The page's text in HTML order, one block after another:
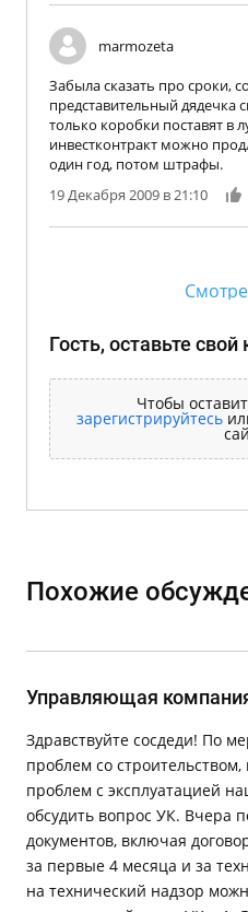
marmozeta
Забыла сказать про сроки,
представительный дядечка
только коробки поставят в
инвестконтракт можно
один год, потом штрафы.
19 Декабря 2009 в 21:10
Гость, оставьте
Чтобы
зарегистрируйтесь
Похожие
Управляющая
Здравствуйте сосдеди! По
проблем со
проблем с эксплуатацией
обсудить вопрос УК. Вчера
документов, включая
за первые 4 месяца и за
на технический надзор